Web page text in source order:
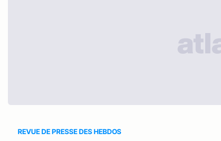
REVUE DE PRESSE DES HEBDOS